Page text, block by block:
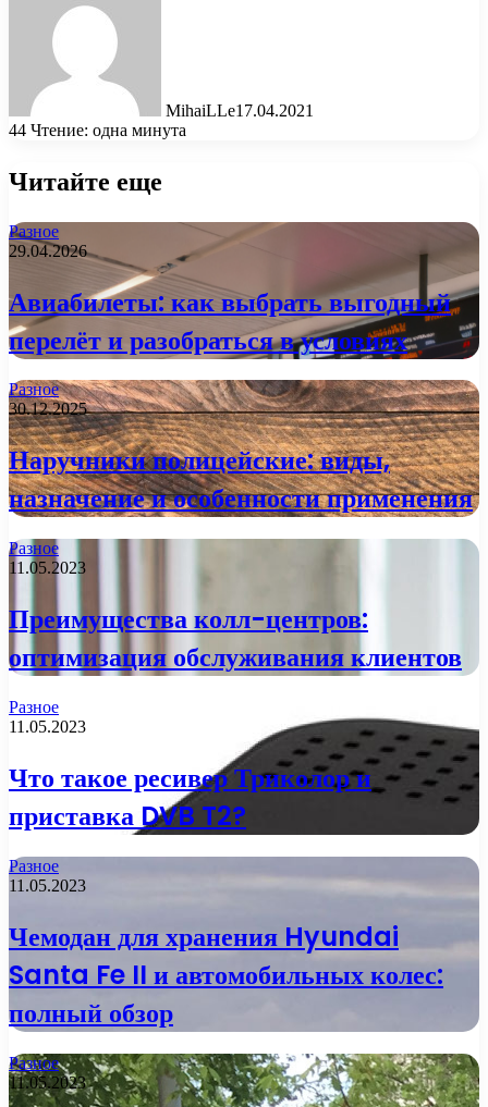
MihaiLLe17.04.2021
44 Чтение: одна минута
Читайте еще
Разное
29.04.2026
Авиабилеты: как выбрать выгодный
перелёт и разобраться в условиях
Разное
30.12.2025
Наручники полицейские: виды,
назначение и особенности применения
Разное
11.05.2023
Преимущества колл-центров:
оптимизация обслуживания клиентов
Разное
11.05.2023
Что такое ресивер Триколор и
приставка DVB T2?
Разное
11.05.2023
Чемодан для хранения Hyundai
Santa Fe II и автомобильных колес:
полный обзор
Разное
11.05.2023